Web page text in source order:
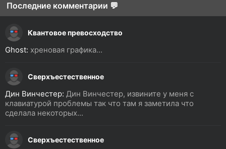
Последние комментарии 💬
Квантовое превосходство
Ghost: хреновая графика...
Сверхъестественное
Дин Винчестер: Дин Винчестер, извините у меня с
клавиатурой проблемы так что там я заметила что
сделала некоторых...
Сверхъестественное